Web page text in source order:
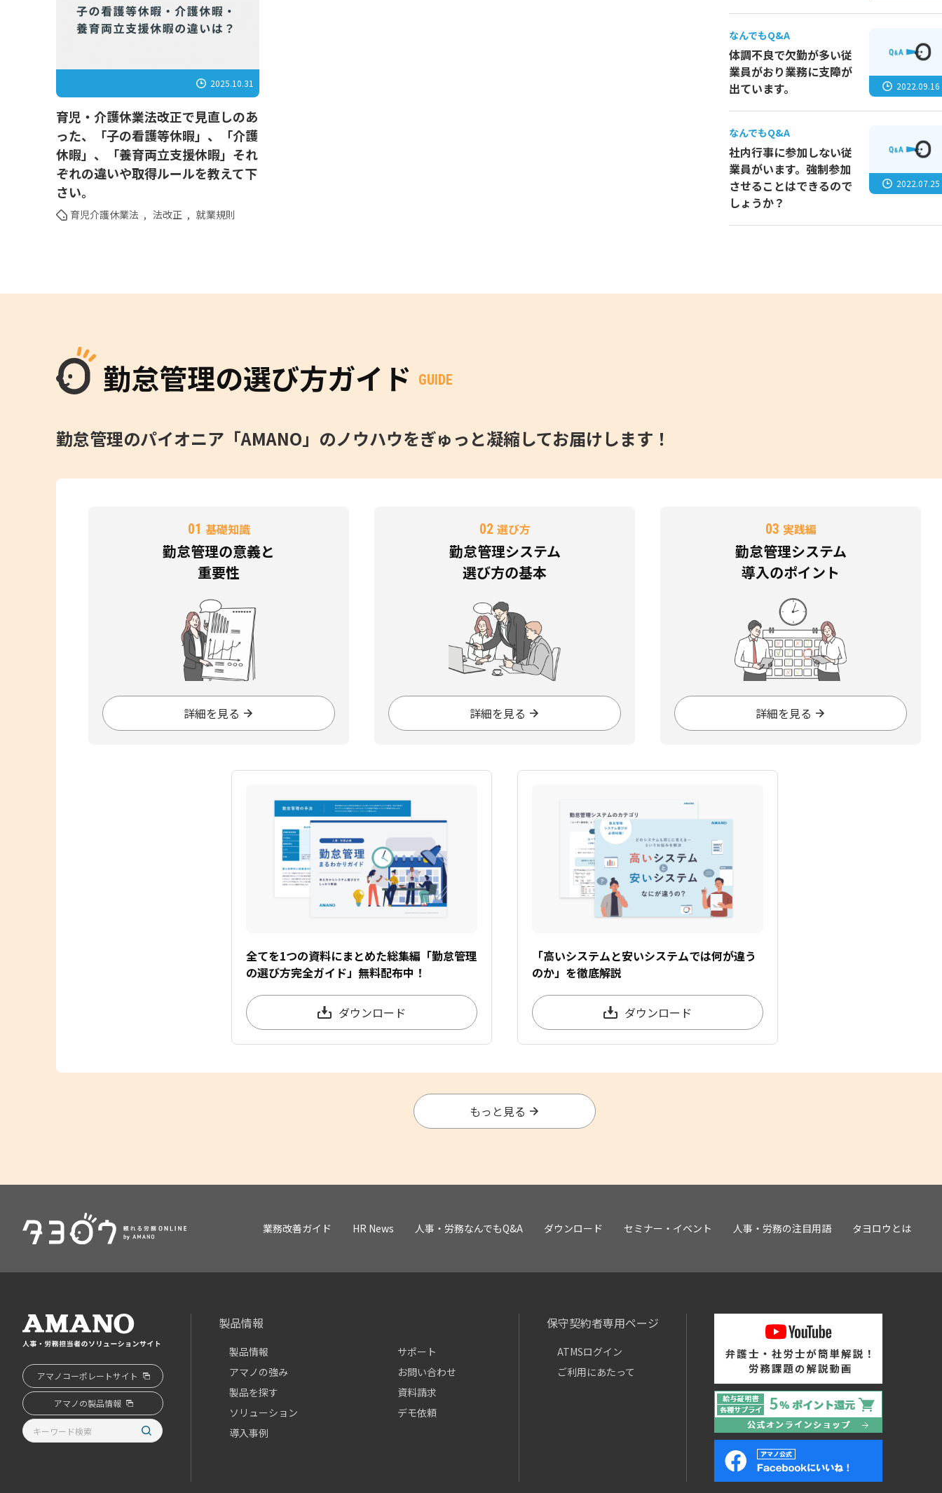
2025.10.31
育児・介護休業法改正で見直しのあ
った、「子の看護等休暇」、「介護
休暇」、「養育両立支援休暇」それ
ぞれの違いや取得ルールを教えて下
さい。
育児介護休業法 , 法改正 , 就業規則
なんでもQ&A
体調不良で欠勤が多い従
業員がおり業務に支障が
出ています。
2022.09.16
なんでもQ&A
社内行事に参加しない従
業員がいます。強制参加
させることはできるので
しょうか？
2022.07.25
勤怠管理の選び方ガイド GUIDE
勤怠管理のパイオニア「AMANO」のノウハウをぎゅっと凝縮してお届けします！
01 基礎知識
勤怠管理の意義と
重要性
詳細を見る
02 選び方
勤怠管理システム
選び方の基本
詳細を見る
03 実践編
勤怠管理システム
導入のポイント
詳細を見る
全てを1つの資料にまとめた総集編「勤怠管理
の選び方完全ガイド」無料配布中！
ダウンロード
「高いシステムと安いシステムでは何が違う
のか」を徹底解説
ダウンロード
もっと見る
業務改善ガイド HR News 人事・労務なんでもQ&A ダウンロード セミナー・イベント 人事・労務の注目用語 タヨロウとは
アマノコーポレートサイト
アマノの製品情報
製品情報
製品情報
アマノの強み
製品を探す
ソリューション
導入事例
サポート
お問い合わせ
資料請求
デモ依頼
保守契約者専用ページ
ATMSログイン
ご利用にあたって